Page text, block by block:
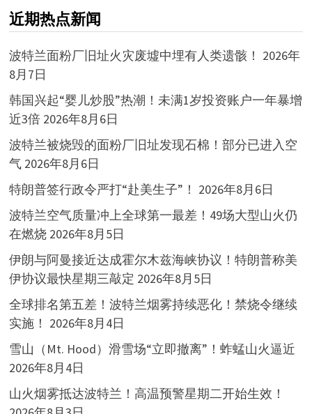
近期热点新闻
波特兰面粉厂旧址火灾废墟中埋有人类遗骸！ 2026年
8月7日
韩国兴起“婴儿炒股”热潮！未满1岁投资账户一年暴增
近3倍 2026年8月6日
波特兰被烧毁的面粉厂旧址发现石棉！部分已进入空
气 2026年8月6日
特朗普签行政令严打“赴美生子”！ 2026年8月6日
波特兰空气质量冲上全球第一最差！49场大型山火仍
在燃烧 2026年8月5日
伊朗与阿曼接近达成霍尔木兹海峡协议！特朗普称美
伊协议最快星期三敲定 2026年8月5日
全球排名第五差！波特兰烟雾持续恶化！禁烧令继续
实施！ 2026年8月4日
雪山（Mt. Hood）滑雪场“立即撤离”！蚱蜢山火逼近
2026年8月4日
山火烟雾抵达波特兰！高温预警星期二开始生效！